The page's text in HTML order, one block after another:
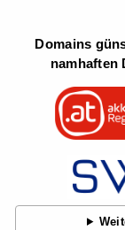
Domains
namhaften